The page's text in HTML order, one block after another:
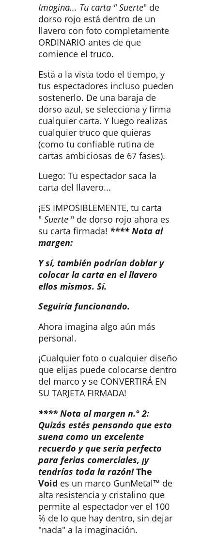
Imagina... Tu carta "Suerte" de
dorso rojo está dentro de un
llavero con foto completamente
ORDINARIO antes de que
comience el truco.
Está a la vista todo el tiempo, y
tus espectadores incluso pueden
sostenerlo. De una baraja de
dorso azul, se selecciona y firma
cualquier carta. Y luego realizas
cualquier truco que quieras
(como tu confiable rutina de
cartas ambiciosas de 67 fases).
Luego: Tu espectador saca la
carta del llavero...
¡ES IMPOSIBLEMENTE, tu carta
" Suerte " de dorso rojo ahora es
su carta firmada! **** Nota al
margen:
Y sí, también podrían doblar y
colocar la carta en el llavero
ellos mismos. Sí.
Seguiría funcionando.
Ahora imagina algo aún más
personal.
¡Cualquier foto o cualquier diseño
que elijas puede colocarse dentro
del marco y se CONVERTIRÁ EN
SU TARJETA FIRMADA!
**** Nota al margen n.° 2:
Quizás estés pensando que esto
suena como un excelente
recuerdo y que sería perfecto
para ferias comerciales, ¡y
tendrías toda la razón!The
Void es un marco GunMetal™ de
alta resistencia y cristalino que
permite al espectador ver el 100
% de lo que hay dentro, sin dejar
"nada" a la imaginación.